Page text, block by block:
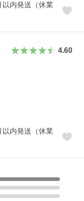
以内発送（休業
4.60
以内発送（休業